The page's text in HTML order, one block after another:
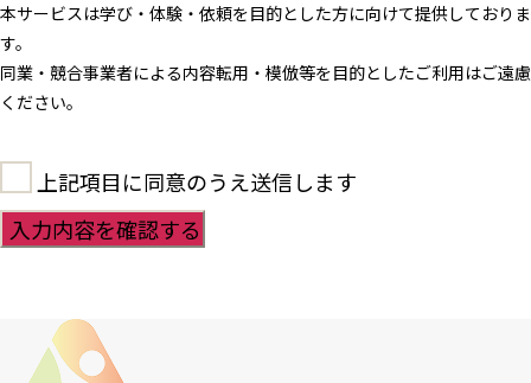
本サービスは学び・体験・依頼を目的とした方に向けて提供しておりま
す。
同業・競合事業者による内容転用・模倣等を目的としたご利用はご遠慮
ください。
上記項目に同意のうえ送信します